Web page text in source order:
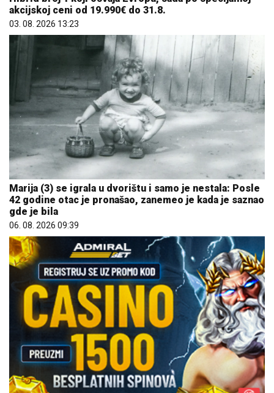
akcijskoj ceni od 19.990€ do 31.8.
03. 08. 2026 13:23
Marija (3) se igrala u dvorištu i samo je nestala: Posle
42 godine otac je pronašao, zanemeo je kada je saznao
gde je bila
06. 08. 2026 09:39